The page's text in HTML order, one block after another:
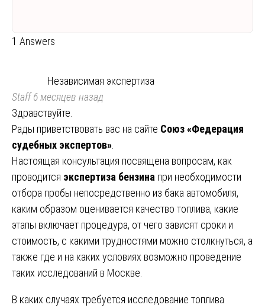
1 Answers
Независимая экспертиза
Staff6 месяцев назад
Здравствуйте.
Рады приветствовать вас на сайте Союз «Федерация
судебных экспертов»
Настоящая консультация посвящена вопросам, как
проводится экспертиза бензина при необходимости
отбора пробы непосредственно из бака автомобиля,
каким образом оценивается качество топлива, какие
этапы включает процедура, от чего зависят сроки и
стоимость, с какими трудностями можно столкнуться, а
также где и на каких условиях возможно проведение
таких исследований в Москве.
В каких случаях требуется исследование топлива